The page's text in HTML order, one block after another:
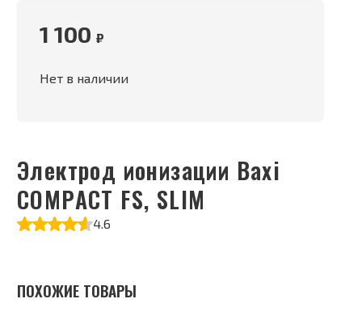
Электрод ионизации Baxi
COMPACT FS, SLIM
4.6
1 100 ₽
Нет в наличии
ПОХОЖИЕ ТОВАРЫ